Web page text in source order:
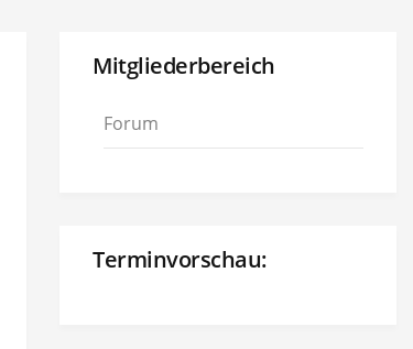
Mitgliederbereich
Forum
Terminvorschau: